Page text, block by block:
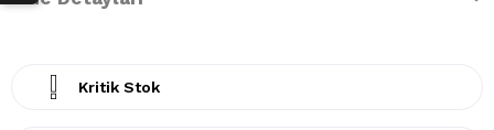
Kritik Stok